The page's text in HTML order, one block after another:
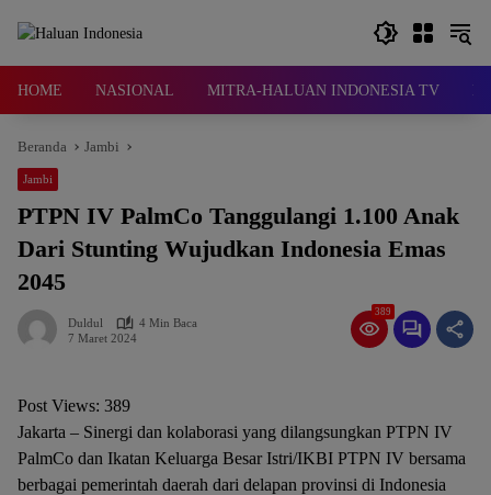
HOME NASIONAL MITRA-HALUAN INDONESIA TV
Beranda Jambi
Jambi
PTPN IV PalmCo Tanggulangi 1.100 Anak
Dari Stunting Wujudkan Indonesia Emas
2045
Duldul
4 Min Baca
7 Maret 2024
389
Post Views: 389
Jakarta – Sinergi dan kolaborasi yang dilangsungkan PTPN IV
PalmCo dan Ikatan Keluarga Besar Istri/IKBI PTPN IV bersama
berbagai pemerintah daerah dari delapan provinsi di Indonesia